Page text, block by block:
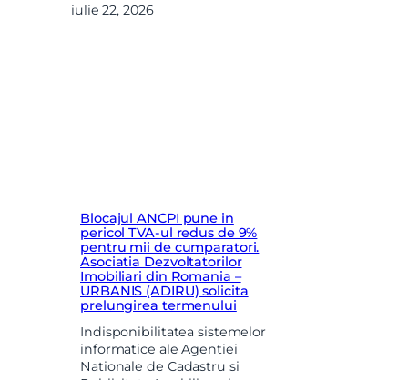
iulie 22, 2026
Blocajul ANCPI pune in
pericol TVA-ul redus de 9%
pentru mii de cumparatori.
Asociatia Dezvoltatorilor
Imobiliari din Romania –
URBANIS (ADIRU) solicita
prelungirea termenului
Indisponibilitatea sistemelor
informatice ale Agentiei
Nationale de Cadastru si